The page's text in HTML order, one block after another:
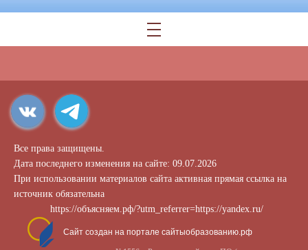
Все права защищены.
Дата последнего изменения на сайте: 09.07.2026
При использовании материалов сайта активная прямая ссылка на
источник обязательна
https://объясняем.рф/?utm_referrer=https://yandex.ru/
Сайт создан на портале сайтыобразованию.рф